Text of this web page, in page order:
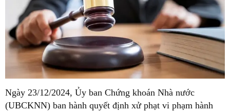
Ngày 23/12/2024, Ủy ban Chứng khoán Nhà nước
(UBCKNN) ban hành quyết định xử phạt vi phạm hành